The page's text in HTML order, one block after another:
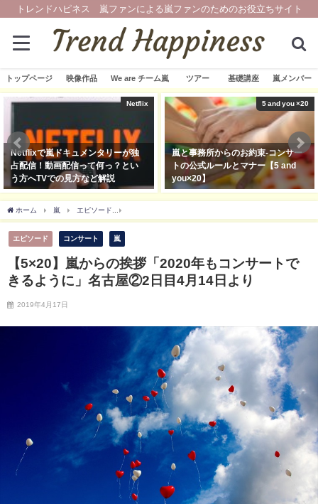
トレンドハピネス 嵐ファンによる嵐ファンのためのお役立ちサイト
トップページ 映像作品 We are チーム嵐 ツアー 基礎講座 嵐メンバー
Netflix
Netflixで嵐ドキュメンタリーが独
占配信！動画配信って何っ？とい
う方へTVでの見方など解説
5 and you ×20
嵐と事務所からのお約束-コンサー
トの公式ルールとマナー【5 and
you×20】
ホーム 嵐 エピソード
エピソード コンサート 嵐
【5×20】嵐からの挨拶「2020年もコンサートで
きるように」名古屋②2日目4月14日より
2019年4月17日